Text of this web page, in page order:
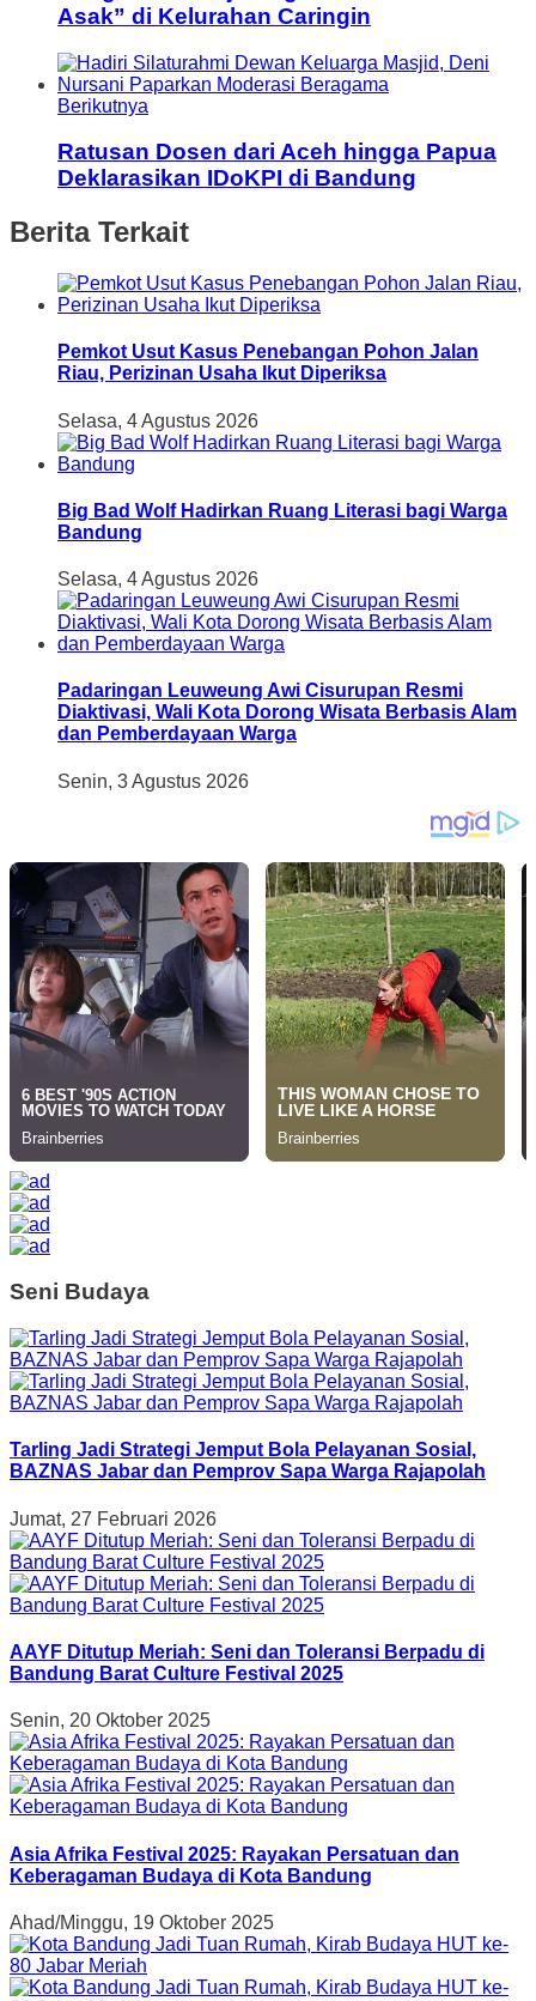
Asak” di Kelurahan Caringin
Berikutnya
Ratusan Dosen dari Aceh hingga Papua
Deklarasikan IDoKPI di Bandung
Berita Terkait
Pemkot Usut Kasus Penebangan Pohon Jalan
Riau, Perizinan Usaha Ikut Diperiksa
Selasa, 4 Agustus 2026
Big Bad Wolf Hadirkan Ruang Literasi bagi Warga
Bandung
Selasa, 4 Agustus 2026
Padaringan Leuweung Awi Cisurupan Resmi
Diaktivasi, Wali Kota Dorong Wisata Berbasis Alam
dan Pemberdayaan Warga
Senin, 3 Agustus 2026
Seni Budaya
Tarling Jadi Strategi Jemput Bola Pelayanan Sosial,
BAZNAS Jabar dan Pemprov Sapa Warga Rajapolah
Jumat, 27 Februari 2026
AAYF Ditutup Meriah: Seni dan Toleransi Berpadu di
Bandung Barat Culture Festival 2025
Senin, 20 Oktober 2025
Asia Afrika Festival 2025: Rayakan Persatuan dan
Keberagaman Budaya di Kota Bandung
Ahad/Minggu, 19 Oktober 2025